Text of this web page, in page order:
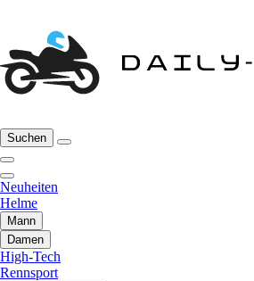
Suchen
Neuheiten
Helme
Mann
Damen
High-Tech
Rennsport